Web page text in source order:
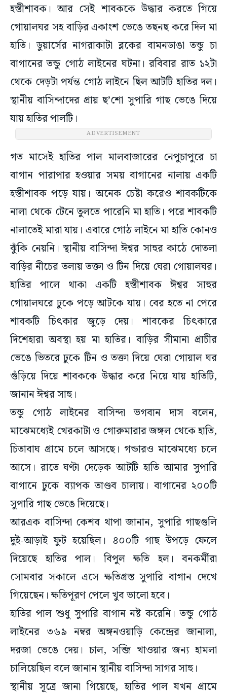
হস্তীশাবক। আর সেই শাবককে উদ্ধার করতে গিয়ে
গোয়ালঘর সহ বাড়ির একাংশ ভেঙে তছনছ করে দিল মা
হাতি। ডুয়ার্সের নাগরাকাটা ব্লকের বামনডাঙা তন্ডু চা
বাগানের তন্ডু গোঠ লাইনের ঘটনা। রবিবার রাত ১২টা
থেকে দেড়টা পর্যন্ত গোঠ লাইনে ছিল আটটি হাতির দল।
স্থানীয় বাসিন্দাদের প্রায় ছ’শো সুপারি গাছ ভেঙে দিয়ে
যায় হাতির পালটি।
ADVERTISEMENT
গত মাসেই হাতির পাল মালবাজারের নেপুচাপুরে চা
বাগান পারাপার হওয়ার সময় বাগানের নালায় একটি
হস্তীশাবক পড়ে যায়। অনেক চেষ্টা করেও শাবকটিকে
নালা থেকে টেনে তুলতে পারেনি মা হাতি। পরে শাবকটি
নালাতেই মারা যায়। এবারে গোঠ লাইনে মা হাতি কোনও
ঝুঁকি নেয়নি। স্থানীয় বাসিন্দা ঈশ্বর সাহুর কাঠে দোতলা
বাড়ির নীচের তলায় তক্তা ও টিন দিয়ে ঘেরা গোয়ালঘর।
হাতির পালে থাকা একটি হস্তীশাবক ঈশ্বর সাহুর
গোয়ালঘরে ঢুকে পড়ে আটকে যায়। বের হতে না পেরে
শাবকটি চিৎকার জুড়ে দেয়। শাবকের চিৎকারে
দিশেহারা অবস্থা হয় মা হাতির। বাড়ির সীমানা প্রাচীর
ভেঙে ভিতরে ঢুকে টিন ও তক্তা দিয়ে ঘেরা গোয়াল ঘর
গুঁড়িয়ে দিয়ে শাবককে উদ্ধার করে নিয়ে যায় হাতিটি,
জানান ঈশ্বর সাহু।
তন্ডু গোঠ লাইনের বাসিন্দা ভগবান দাস বলেন,
মাঝেমধ্যেই খেরকাটা ও গোরুমারার জঙ্গল থেকে হাতি,
চিতাবাঘ গ্রামে চলে আসছে। গন্ডারও মাঝেমধ্যে চলে
আসে। রাতে ঘণ্টা দেড়েক আটটি হাতি আমার সুপারি
বাগানে ঢুকে ব্যাপক তাণ্ডব চালায়। বাগানের ২০০টি
সুপারি গাছ ভেঙে দিয়েছে।
আরএক বাসিন্দা কেশব থাপা জানান, সুপারি গাছগুলি
দুই-আড়াই ফুট হয়েছিল। ৪০০টি গাছ উপড়ে ফেলে
দিয়েছে হাতির পাল। বিপুল ক্ষতি হল। বনকর্মীরা
সোমবার সকালে এসে ক্ষতিগ্রস্ত সুপারি বাগান দেখে
গিয়েছেন। ক্ষতিপূরণ পেলে খুব ভালো হবে।
হাতির পাল শুধু সুপারি বাগান নষ্ট করেনি। তন্ডু গোঠ
লাইনের ৩৬৯ নম্বর অঙ্গনওয়াড়ি কেন্দ্রের জানালা,
দরজা ভেঙে দেয়। চাল, সব্জি খাওয়ার জন্য হামলা
চালিয়েছিল বলে জানান স্থানীয় বাসিন্দা সাগর সাহু।
স্থানীয় সূত্রে জানা গিয়েছে, হাতির পাল যখন গ্রামে